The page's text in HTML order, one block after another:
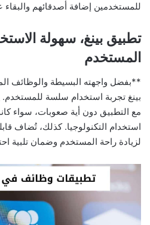
للمستخدمين إضافة أصدقائهم
تطبيق بينغ، سهولة
المستخدم
**بفضل واجهته البسيطة والوظائف
بينغ تجربة استخدام سلسة
مع التطبيق دون أية صعوبات، سواء
استخدام التكنولوجيا. كذلك، تُضاف
لزيادة راحة المستخدم وضمان تلبية